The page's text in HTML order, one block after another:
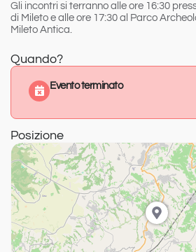
Gli incontri si terranno alle ore 16:30
di Mileto e alle ore 17:30 al Parco
Mileto Antica.
Quando?
Evento terminato
Posizione